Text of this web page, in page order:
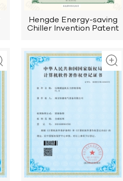
Hengde Energy-saving
Chiller Invention Patent